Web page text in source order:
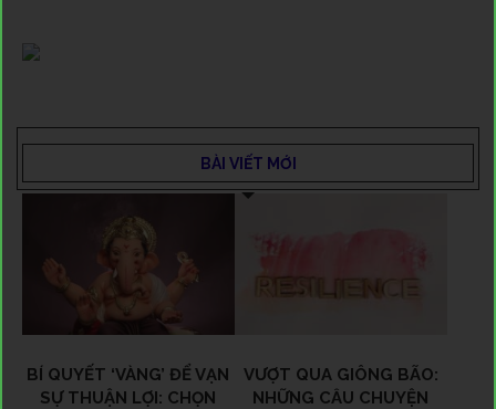
BÀI VIẾT MỚI
BÍ QUYẾT ‘VÀNG’ ĐỂ VẠN
SỰ THUẬN LỢI: CHỌN
VƯỢT QUA GIÔNG BÃO:
NHỮNG CÂU CHUYỆN